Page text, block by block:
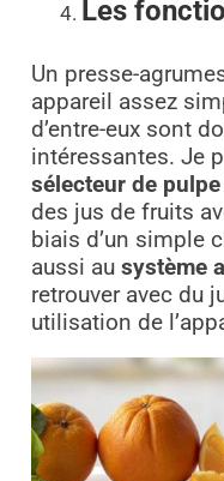
Les
Un presse-
appareil assez
d’entre-eux sont
intéressantes. Je
sélecteur de pulpe
des jus de fruits
biais d’un simple
aussi au système
retrouver avec du
utilisation de